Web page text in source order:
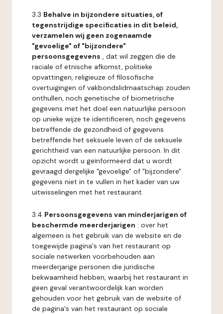
3.3 Behalve in bijzondere situaties, of
tegenstrijdige specificaties in dit beleid,
verzamelen wij geen zogenaamde
"gevoelige" of "bijzondere"
persoonsgegevens , dat wil zeggen die de
raciale of etnische afkomst, politieke
opvattingen, religieuze of filosofische
overtuigingen of vakbondslidmaatschap zouden
onthullen, noch genetische of biometrische
gegevens met het doel een natuurlijke persoon
op unieke wijze te identificeren, noch gegevens
betreffende de gezondheid of gegevens
betreffende het seksuele leven of de seksuele
gerichtheid van een natuurlijke persoon. In dit
opzicht wordt u geïnformeerd dat u wordt
gevraagd dergelijke "gevoelige" of "bijzondere"
gegevens niet in te vullen in het kader van uw
uitwisselingen met het restaurant.
3.4 Persoonsgegevens van minderjarigen of
beschermde meerderjarigen : over het
algemeen is het gebruik van de website en de
toegewijde pagina's van het restaurant op
sociale netwerken voorbehouden aan
meerderjarige personen die juridische
bekwaamheid hebben, waarbij het restaurant in
geen geval verantwoordelijk kan worden
gehouden voor het gebruik van de website of
de pagina's van het restaurant op sociale